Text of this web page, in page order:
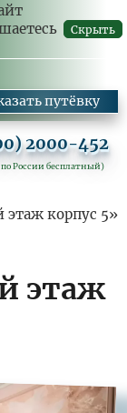
Скрыть
путёвку
2000-452
России бесплатный)
корпус 5»
этаж